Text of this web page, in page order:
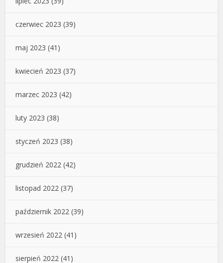
czerwiec 2023 (39)
maj 2023 (41)
kwiecień 2023 (37)
marzec 2023 (42)
luty 2023 (38)
styczeń 2023 (38)
grudzień 2022 (42)
listopad 2022 (37)
październik 2022 (39)
wrzesień 2022 (41)
sierpień 2022 (41)